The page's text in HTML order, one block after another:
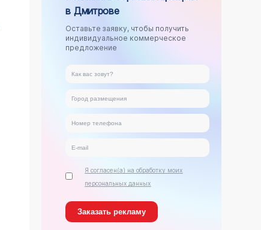
в Дмитрове
Оставьте заявку, чтобы получить
индивидуальное коммерческое
предложение
Я согласен(а) на обработку моих
персональных данных